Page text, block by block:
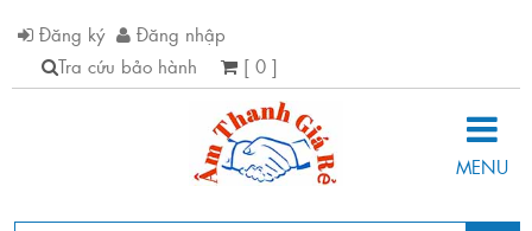
Đăng ký
Đăng nhập
Tra cứu bảo hành
[ 0 ]
MENU